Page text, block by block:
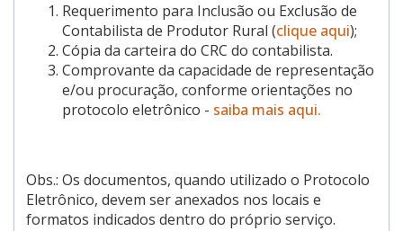
Requerimento para Inclusão ou Exclusão de
Contabilista de Produtor Rural (clique aqui);
Cópia da carteira do CRC do contabilista.
Comprovante da capacidade de representação
e/ou procuração, conforme orientações no
protocolo eletrônico - saiba mais aqui.
Obs.: Os documentos, quando utilizado o Protocolo
Eletrônico, devem ser anexados nos locais e
formatos indicados dentro do próprio serviço.